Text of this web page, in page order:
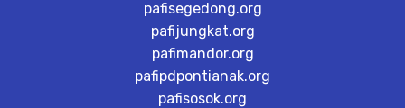
pafisegedong.org
pafijungkat.org
pafimandor.org
pafipdpontianak.org
pafisosok.org